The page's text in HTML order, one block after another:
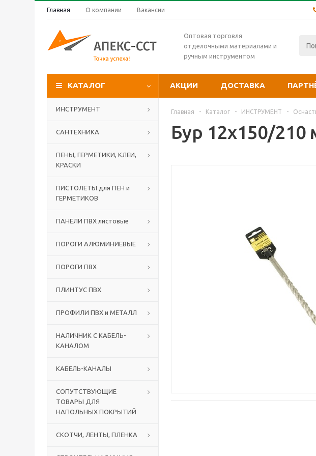
Главная О компании Вакансии
Оптовая торговля
отделочными материалами и
ручным инструментом
КАТАЛОГ АКЦИИ ДОСТАВКА
ИНСТРУМЕНТ
САНТЕХНИКА
ПЕНЫ, ГЕРМЕТИКИ, КЛЕИ,
КРАСКИ
ПИСТОЛЕТЫ для ПЕН и
ГЕРМЕТИКОВ
ПАНЕЛИ ПВХ листовые
ПОРОГИ АЛЮМИНИЕВЫЕ
ПОРОГИ ПВХ
ПЛИНТУС ПВХ
ПРОФИЛИ ПВХ и МЕТАЛЛ
НАЛИЧНИК С КАБЕЛЬ-
КАНАЛОМ
КАБЕЛЬ-КАНАЛЫ
СОПУТСТВУЮЩИЕ
ТОВАРЫ ДЛЯ
НАПОЛЬНЫХ ПОКРЫТИЙ
СКОТЧИ, ЛЕНТЫ, ПЛЕНКА
Главная - Каталог - ИНСТРУМЕНТ -
Бур 12х150/210